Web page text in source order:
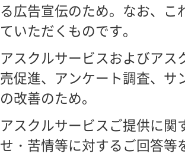
る広告宣伝のため。なお、こ
ていただくものです。
アスクルサービスおよびアス
売促進、アンケート調査、サ
の改善のため。
アスクルサービスご提供に関
せ・苦情等に対するご回答等